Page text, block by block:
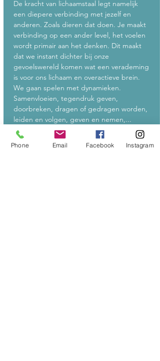
De kracht van lichaamstaal legt namelijk
een diepere verbinding met jezelf en
anderen. Zoals dieren dat doen. Je maakt
verbinding op een ander level, het voelen
wordt primair aan het denken. Dit maakt
dat we instant dichter bij onze
gevoelswereld komen wat een verademing
is voor ons lichaam en overactieve brein.
We gaan spelen met dynamieken.
Samenvloeien, tegendruk geven,
doorbreken, dragen of gedragen worden,
leiden en volgen, geven en nemen,...
Zonder analyse, zonder oordeel, bewegen
we ons dichter naar onszelf en elkaar.
Phone Email Facebook Instagram